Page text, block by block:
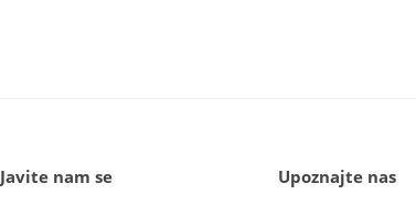
Javite nam se
Upoznajte nas